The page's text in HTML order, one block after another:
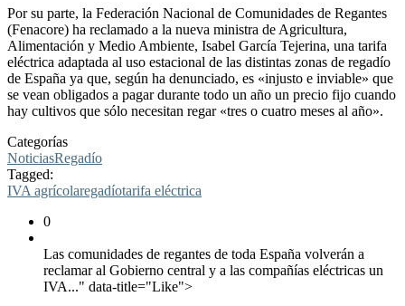
Por su parte, la Federación Nacional de Comunidades de Regantes
(Fenacore) ha reclamado a la nueva ministra de Agricultura,
Alimentación y Medio Ambiente, Isabel García Tejerina, una tarifa
eléctrica adaptada al uso estacional de las distintas zonas de regadío
de España ya que, según ha denunciado, es «injusto e inviable» que
se vean obligados a pagar durante todo un año un precio fijo cuando
hay cultivos que sólo necesitan regar «tres o cuatro meses al año».
Categorías
NoticiasRegadío
Tagged:
IVA agrícolaregadíotarifa eléctrica
0
Las comunidades de regantes de toda España volverán a
reclamar al Gobierno central y a las compañías eléctricas un
IVA..." data-title="Like">